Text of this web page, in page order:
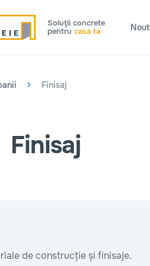
Soluţii concrete
pentru casa ta
Finisaj
Finisaj
de construcție și finisaje.